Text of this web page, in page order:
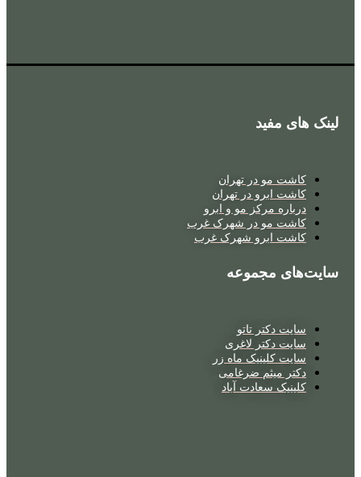
لینک های مفید
کاشت مو در تهران
کاشت ابرو در تهران
درباره مرکز مو و ابرو
کاشت مو در شهرک غرب
کاشت ابرو شهرک غرب
سایت‌های مجموعه
سایت دکتر تاتو
سایت دکتر لاغری
سایت کلینیک ماه زر
دکتر میثم ضرغامی
کلینیک سعادت آباد